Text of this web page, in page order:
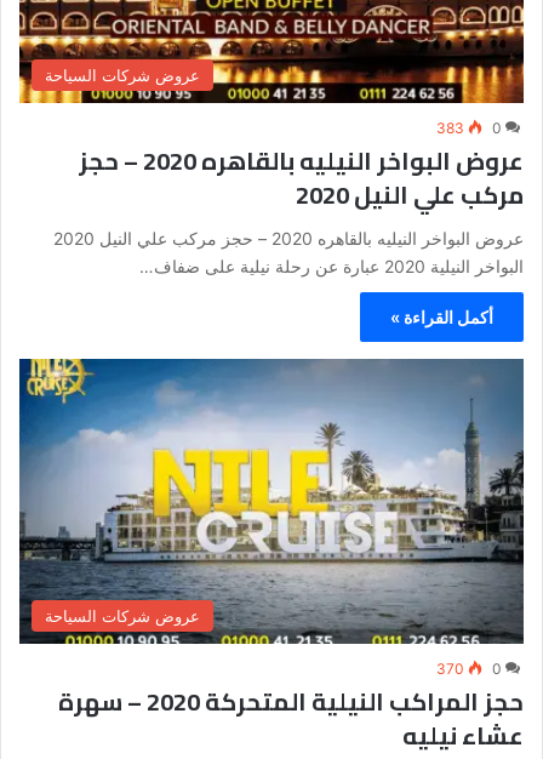
عروض شركات السياحة
0
383
عروض البواخر النيليه بالقاهره 2020 – حجز
مركب علي النيل 2020
عروض البواخر النيليه بالقاهره 2020 – حجز مركب علي النيل 2020
البواخر النيلية 2020 عبارة عن رحلة نيلية على ضفاف…
أكمل القراءة »
عروض شركات السياحة
0
370
حجز المراكب النيلية المتحركة 2020 – سهرة
عشاء نيليه